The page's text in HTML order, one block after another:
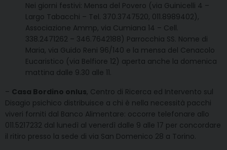
Nei giorni festivi: Mensa del Povero (via Guinicelli 4 –
Largo Tabacchi – Tel. 370.3747520, 011.8989402),
Associazione Ammp, via Cumiana 14 – Cell.
338.2471262 – 346.7642188) Parrocchia SS. Nome di
Maria, via Guido Reni 96/140 e la mensa del Cenacolo
Eucaristico (via Belfiore 12) aperta anche la domenica
mattina dalle 9.30 alle 11.
– Casa Bordino onlus, Centro di Ricerca ed Intervento sul
Disagio psichico distribuisce a chi è nella necessità pacchi
viveri forniti dal Banco Alimentare: occorre telefonare allo
011.5217232 dal lunedì al venerdì dalle 9 alle 17 per concordare
il ritiro presso la sede di via San Domenico 28 a Torino.